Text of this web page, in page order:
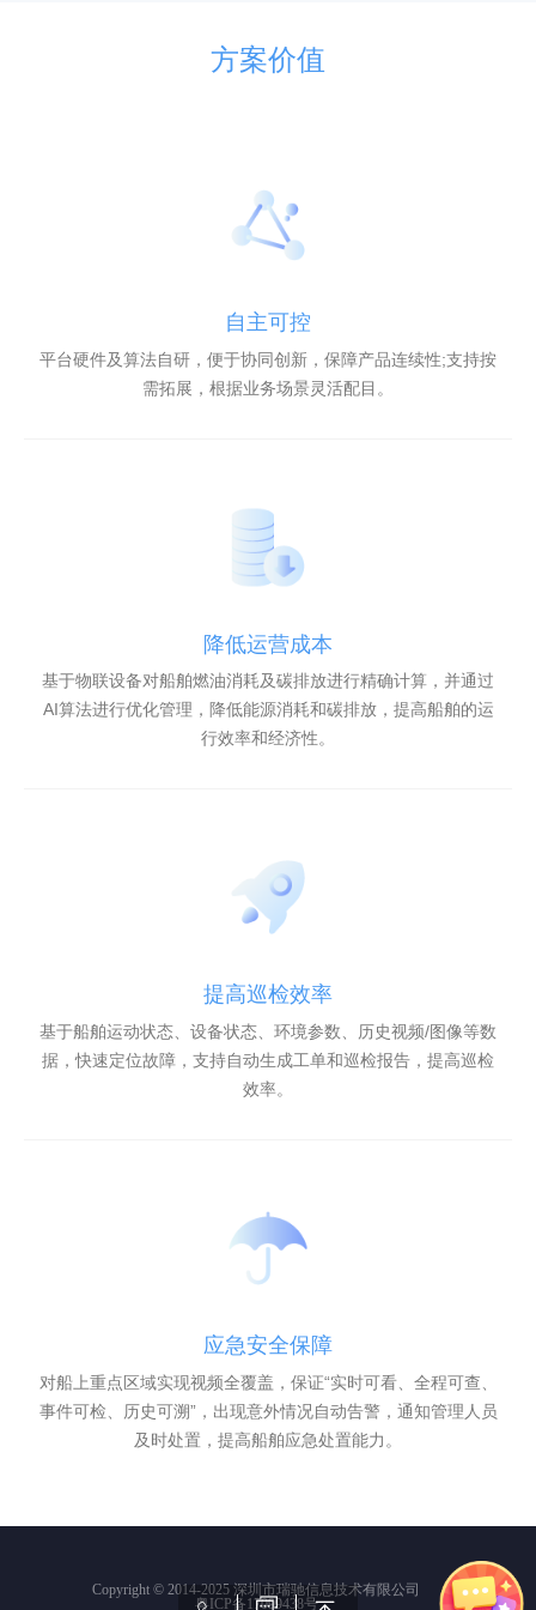
方案价值
自主可控
平台硬件及算法自研，便于协同创新，保障产品连续性;支持按
需拓展，根据业务场景灵活配目。
降低运营成本
基于物联设备对船舶燃油消耗及碳排放进行精确计算，并通过
AI算法进行优化管理，降低能源消耗和碳排放，提高船舶的运
行效率和经济性。
提高巡检效率
基于船舶运动状态、设备状态、环境参数、历史视频/图像等数
据，快速定位故障，支持自动生成工单和巡检报告，提高巡检
效率。
应急安全保障
对船上重点区域实现视频全覆盖，保证“实时可看、全程可查、
事件可检、历史可溯”，出现意外情况自动告警，通知管理人员
及时处置，提高船舶应急处置能力。
Copyright © 2014-2025 深圳市瑞驰信息技术有限公司
粤ICP备17099438号